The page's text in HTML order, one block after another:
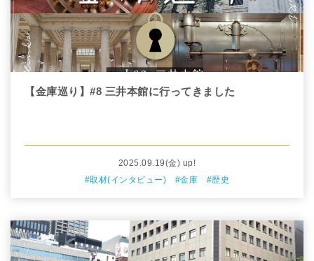
【金庫巡り】#8 三井本館に行ってきました
2025.09.19(金) up!
#取材(インタビュー)
#金庫 #歴史